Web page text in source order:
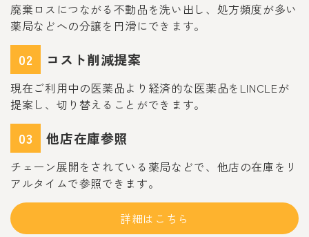
廃棄ロスにつながる不動品を洗い出し、処方頻度が多い
薬局などへの分譲を円滑にできます。
02 コスト削減提案
現在ご利用中の医薬品より経済的な医薬品をLINCLEが
提案し、切り替えることができます。
03 他店在庫参照
チェーン展開をされている薬局などで、他店の在庫をリ
アルタイムで参照できます。
詳細はこちら